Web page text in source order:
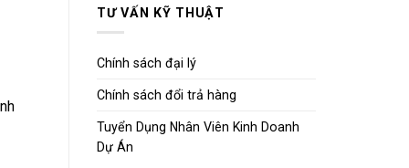
TƯ VẤN KỸ THUẬT
Chính sách đại lý
Chính sách đổi trả hàng
Tuyển Dụng Nhân Viên Kinh Doanh
Dự Án